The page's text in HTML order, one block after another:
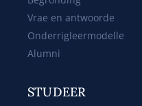
Vrae en antwoorde
Onderrigleermodelle
Alumni
STUDEER